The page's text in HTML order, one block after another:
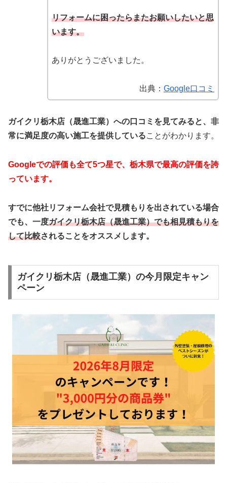
リフォームに困ったらまたお願いしたいと思
います。
ありがとうございました。
出典： Google口コミ
ガイクリ栃木店（晟進工業）への口コミを見てみると、非
常に満足度の高い施工を提供していることがわかります。
Googleでの評価も全て5つ星で、栃木県で最高の評価を誇
っています。
すでに他社リフォーム会社で見積もりを出されている場合
でも、一度ガイクリ栃木店（晟進工業）でも相見積もりを
して比較されることをオススメします。
ガイクリ栃木店（晟進工業）の今月限定キャン
ペーン